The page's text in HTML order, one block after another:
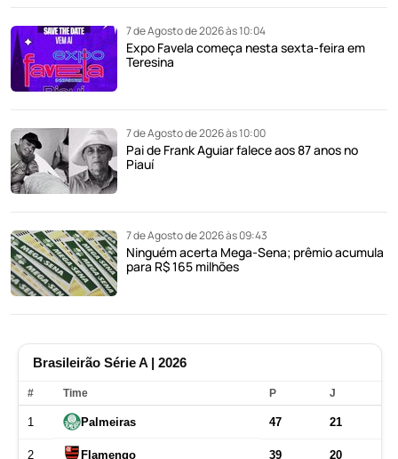
7 de Agosto de 2026 às 10:04
Expo Favela começa nesta sexta-feira em
Teresina
7 de Agosto de 2026 às 10:00
Pai de Frank Aguiar falece aos 87 anos no
Piauí
7 de Agosto de 2026 às 09:43
Ninguém acerta Mega-Sena; prêmio acumula
para R$ 165 milhões